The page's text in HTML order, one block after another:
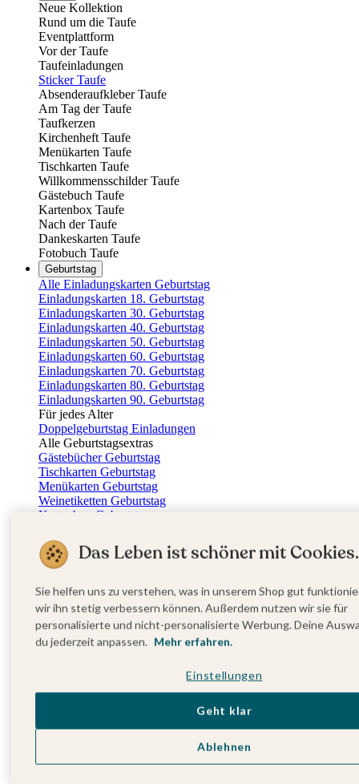
Neue Kollektion
Rund um die Taufe
Eventplattform
Vor der Taufe
Taufeinladungen
Sticker Taufe
Absenderaufkleber Taufe
Am Tag der Taufe
Taufkerzen
Kirchenheft Taufe
Menükarten Taufe
Tischkarten Taufe
Willkommensschilder Taufe
Gästebuch Taufe
Kartenbox Taufe
Nach der Taufe
Dankeskarten Taufe
Fotobuch Taufe
Geburtstag
Alle Einladungskarten Geburtstag
Einladungskarten 18. Geburtstag
Einladungskarten 30. Geburtstag
Einladungskarten 40. Geburtstag
Einladungskarten 50. Geburtstag
Einladungskarten 60. Geburtstag
Einladungskarten 70. Geburtstag
Einladungskarten 80. Geburtstag
Einladungskarten 90. Geburtstag
Für jedes Alter
Doppelgeburtstag Einladungen
Alle Geburtstagsextras
Gästebücher Geburtstag
Tischkarten Geburtstag
Menükarten Geburtstag
Weinetiketten Geburtstag
Kartenbox Geburtstag
Dankeskarten Geburtstag
Fotobuch Geburtstag
Eventplattform
Einladungskarten Kindergeburtstag
Kindergeburtstag Jungen
Kindergeburtstag Mädchen
Kindergeburtstag Unisex
Einladungskarten 1. Geburtstag
Fotobücher
Fotohalter
Notizbücher
Das Leben ist schöner mit Cookies.
Sie helfen uns zu verstehen, was in unserem Shop gut
wir ihn stetig verbessern können. Außerdem nutzen wir sie für
personalisierte und nicht-personalisierte Werbung. Deine
du jederzeit anpassen. Mehr erfahren.
Einstellungen
Ablehnen
Geht klar